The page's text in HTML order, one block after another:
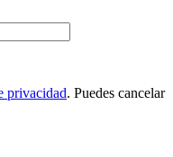
privacidad. Puedes cancelar